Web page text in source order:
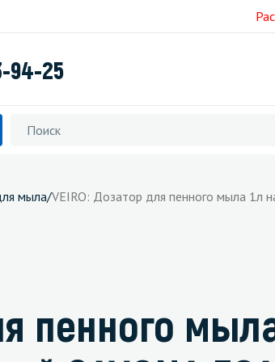
94-25
мыла/VEIRO: Дозатор для пенного мыла 1л
пенного